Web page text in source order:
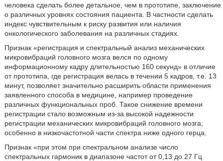
человека сделать более детальное, чем в прототипе, заключение
о различных уровнях состояния пациента. В частности сделать
индекс чувствительным к риску развития или наличия
онкологического заболевания на различных стадиях.
Признак «регистрация и спектральный анализ механических
микровибраций головного мозга велся по одному
информационному кадру длительностью 160 секунд» в отличие
от прототипа, где регистрация велась в течении 5 кадров, т.е. 13
минут, позволяет значительно расширить области применения
заявленного способа в медицине, например проведение
различных функциональных проб. Такое снижение времени
регистрации стало возможным из-за высокой надежности
регистрации механических микровибраций головного мозга,
особенно в низкочастотной части спектра ниже одного герца.
Признак «при этом при спектральном анализе число
спектральных гармоник в диапазоне частот от 0,13 до 27 Гц